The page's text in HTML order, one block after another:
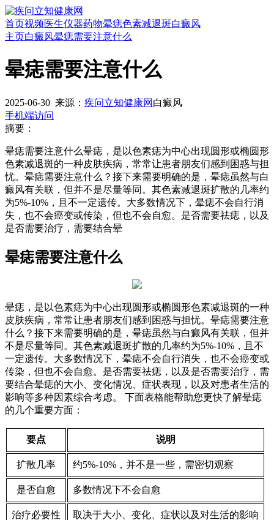
首页视频医生仪器药物晕痣色素减退斑白癜风
主页白癜风晕痣需要注意什么
晕痣需要注意什么
2025-06-30 来源： 疾问立知健康网 白癜风
手机端访问
摘要：
晕痣需要注意什么晕痣，是以色素痣为中心出现圆形或椭圆形
色素减退斑的一种皮肤疾病，常常让患者朋友们感到困惑与担
忧。晕痣需要注意什么？接下来需要明确的是，晕痣虽然与白
癜风有关联，但并不是尽量等同。其色素减退斑扩散的几率约
为5%-10%，且不一定遗传。大多数情况下，晕痣不会自行消
失，也不会癌变或传染，但也不会自愈。是否需要祛痣，以及
是否需要治疗，需要结合晕
晕痣需要注意什么
晕痣，是以色素痣为中心出现圆形或椭圆形色素减退斑的一种
皮肤疾病，常常让患者朋友们感到困惑与担忧。晕痣需要注意
什么？接下来需要明确的是，晕痣虽然与白癜风有关联，但并
不是尽量等同。其色素减退斑扩散的几率约为5%-10%，且不
一定遗传。大多数情况下，晕痣不会自行消失，也不会癌变或
传染，但也不会自愈。是否需要祛痣，以及是否需要治疗，需
要结合晕痣的大小、变化情况、症状表现，以及对患者生活的
影响等多种因素综合考虑。 下面表格能帮助您更快了解晕痣
的几个重要方面：
要点 说明
扩散几率 约5%-10%，并不是一些，需密切观察
是否自愈 多数情况下不会自愈
治疗必要性 取决于大小、变化、症状以及对生活的影响